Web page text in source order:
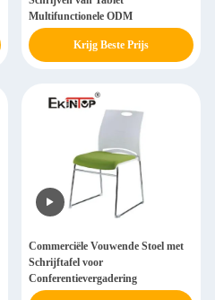
Multifunctionele ODM
Krijg Beste Prijs
Commerciële Vouwende Stoel met
Schrijftafel voor
Conferentievergadering